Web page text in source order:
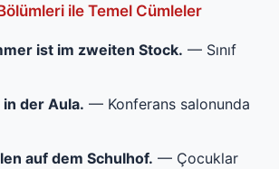
ile Temel Cümleler
ist im zweiten Stock. — Sınıf
der Aula. — Konferans salonunda
auf dem Schulhof. — Çocuklar